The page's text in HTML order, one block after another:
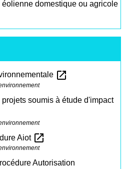
éolienne domestique ou agricole
open_in_new
soumis à étude d'impact
Aiot open_in_new
Autorisation